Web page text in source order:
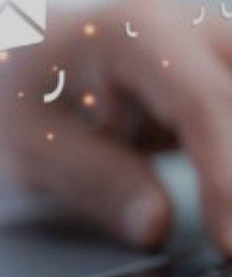
Opportunities at